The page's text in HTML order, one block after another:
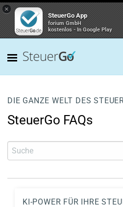
×
SteuerGo App
forium GmbH
kostenlos - In Google Play
DIE GANZE WELT DES
SteuerGo FAQs
KI-POWER FÜR IHRE